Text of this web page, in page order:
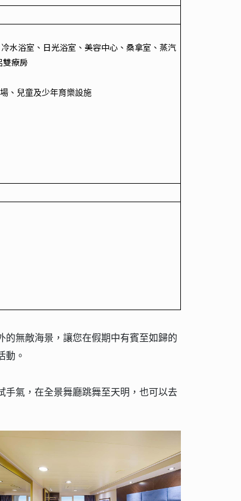
水浴室、日光浴室、美容中心、桑拿室、蒸汽
雙療房
、兒童及少年育樂設施
無敵海景，讓您在假期中有賓至如歸的
動。
手氣，在全景舞廳跳舞至天明，也可以去